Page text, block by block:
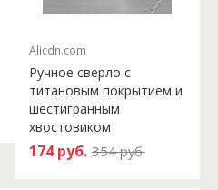
Alicdn.com
Ручное сверло с
титановым покрытием и
шестигранным
хвостовиком
174 руб. 354 руб.